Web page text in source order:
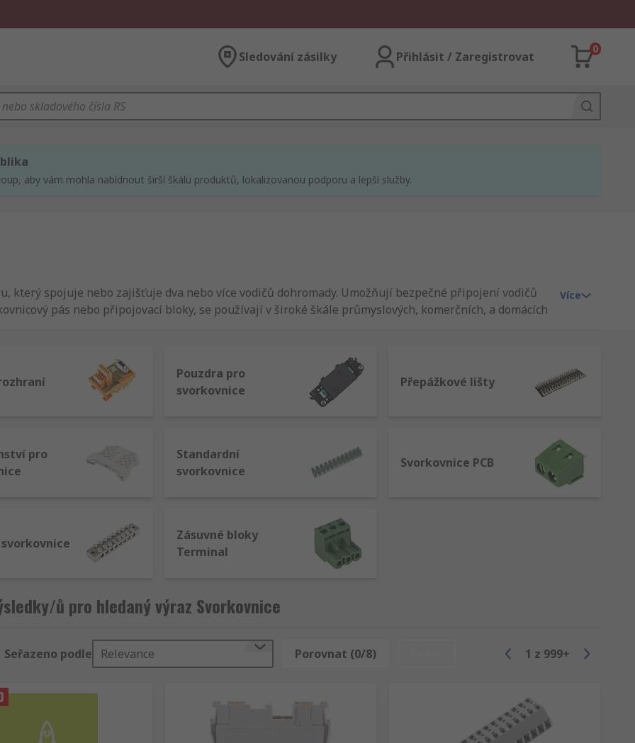
Sledování zásilky Přihlásit / Zaregistrovat
0
aby vám mohla nabídnout širší škálu produktů, lokalizovanou podporu a lepší služby.
který spojuje nebo zajišťuje dva nebo více vodičů dohromady. Umožňují bezpečné připojení vodičů
pás nebo připojovací bloky, se používají v široké škále průmyslových, komerčních, a domácích
ovládání, automatizaci a zpracování signálu, kde je potřeba více připojení najednou. Konektory se
pružinový upínací mechanismus. Do svorkovnice se vloží šroubovák, zasune se vodič a po uvolnění
Více
Pouzdra pro
svorkovnice
Přepážkové lišty
pro
Standardní
svorkovnice
Svorkovnice PCB
Zásuvné bloky
Terminal
ů pro hledaný výraz Svorkovnice
Seřazeno podle Relevance Porovnat (0/8) 1 z 999+